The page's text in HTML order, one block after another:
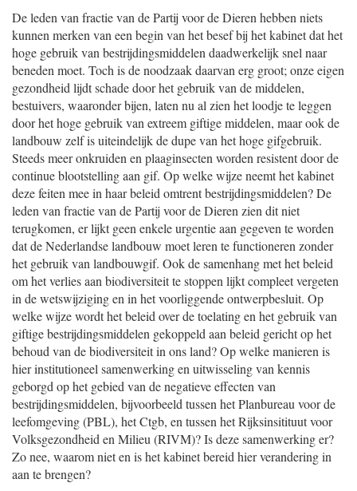
De leden van fractie van de Partij voor de Dieren hebben niets
kunnen merken van een begin van het besef bij het kabinet dat het
hoge gebruik van bestrijdingsmiddelen daadwerkelijk snel naar
beneden moet. Toch is de noodzaak daarvan erg groot; onze eigen
gezondheid lijdt schade door het gebruik van de middelen,
bestuivers, waaronder bijen, laten nu al zien het loodje te leggen
door het hoge gebruik van extreem giftige middelen, maar ook de
landbouw zelf is uiteindelijk de dupe van het hoge gifgebruik.
Steeds meer onkruiden en plaaginsecten worden resistent door de
continue blootstelling aan gif. Op welke wijze neemt het kabinet
deze feiten mee in haar beleid omtrent bestrijdingsmiddelen? De
leden van fractie van de Partij voor de Dieren zien dit niet
terugkomen, er lijkt geen enkele urgentie aan gegeven te worden
dat de Nederlandse landbouw moet leren te functioneren zonder
het gebruik van landbouwgif. Ook de samenhang met het beleid
om het verlies aan biodiversiteit te stoppen lijkt compleet vergeten
in de wetswijziging en in het voorliggende ontwerpbesluit. Op
welke wijze wordt het beleid over de toelating en het gebruik van
giftige bestrijdingsmiddelen gekoppeld aan beleid gericht op het
behoud van de biodiversiteit in ons land? Op welke manieren is
hier institutioneel samenwerking en uitwisseling van kennis
geborgd op het gebied van de negatieve effecten van
bestrijdingsmiddelen, bijvoorbeeld tussen het Planbureau voor de
leefomgeving (PBL), het Ctgb, en tussen het Rijksinsitituut voor
Volksgezondheid en Milieu (RIVM)? Is deze samenwerking er?
Zo nee, waarom niet en is het kabinet bereid hier verandering in
aan te brengen?